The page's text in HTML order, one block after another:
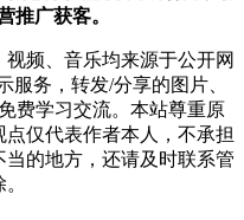
推广获客。
频、音乐均来源于公开网
服务，转发/分享的图片、
费学习交流。本站尊重原
仅代表作者本人，不承担
的地方，还请及时联系管